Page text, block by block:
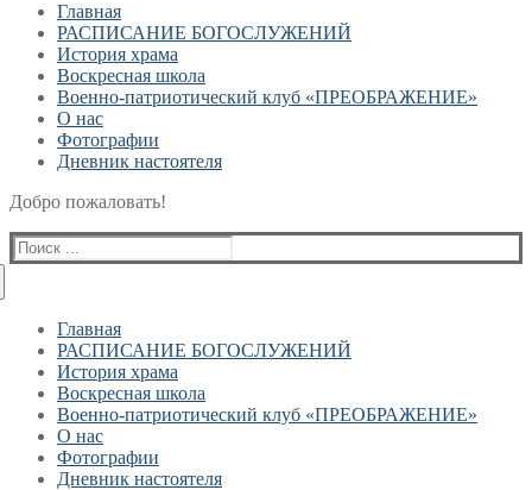
Главная
РАСПИСАНИЕ БОГОСЛУЖЕНИЙ
История храма
Воскресная школа
Военно-патриотический клуб «ПРЕОБРАЖЕНИЕ»
О нас
Фотографии
Дневник настоятеля
Добро пожаловать!
Найти:
Главная
РАСПИСАНИЕ БОГОСЛУЖЕНИЙ
История храма
Воскресная школа
Военно-патриотический клуб «ПРЕОБРАЖЕНИЕ»
О нас
Фотографии
Дневник настоятеля